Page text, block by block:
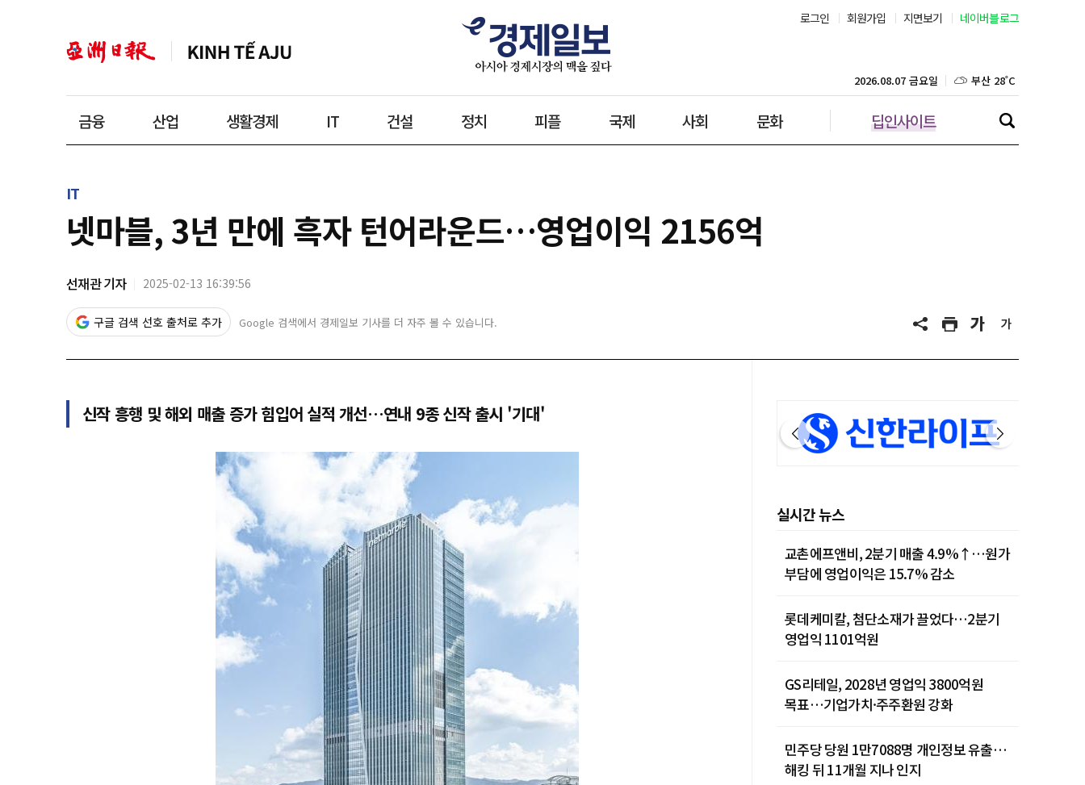
로그인 회원가입 지면보기 네이버블로그
금융 산업 생활경제 IT 건설 정치 피플 국제 사회 문화 딥인사이트
2026.08.07 금요일 대구 26˚C
인천 29˚C
제주 29˚C
IT
넷마블, 3년 만에 흑자 턴어라운드…영업이익 2156억
선재관 기자 2025-02-13 16:39:56
구글 검색 선호 출처로 추가 Google 검색에서 경제일보 기사를 더 자주 볼 수 있습니다.
신작 흥행 및 해외 매출 증가 힘입어 실적 개선…연내 9종 신작 출시 '기대'
실시간 뉴스
교촌에프앤비, 2분기 매출 4.9%↑…원가
부담에 영업이익은 15.7% 감소
롯데케미칼, 첨단소재가 끌었다…2분기
영업익 1101억원
GS리테일, 2028년 영업익 3800억원
목표…기업가치·주주환원 강화
민주당 당원 1만7088명 개인정보 유출…
해킹 뒤 11개월 지나 인지